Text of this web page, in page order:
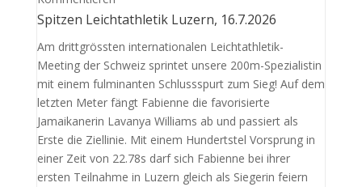
Spitzen Leichtathletik Luzern, 16.7.2026
Am drittgrössten internationalen Leichtathletik-
Meeting der Schweiz sprintet unsere 200m-Spezialistin
mit einem fulminanten Schlussspurt zum Sieg! Auf dem
letzten Meter fängt Fabienne die favorisierte
Jamaikanerin Lavanya Williams ab und passiert als
Erste die Ziellinie. Mit einem Hundertstel Vorsprung in
einer Zeit von 22.78s darf sich Fabienne bei ihrer
ersten Teilnahme in Luzern gleich als Siegerin feiern